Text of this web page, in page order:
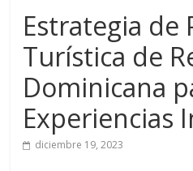
Estrategia de
Turística de
Dominicana
Experiencias
diciembre 19, 2023